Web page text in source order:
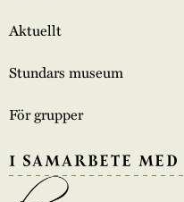
Aktuellt
Stundars museum
För grupper
I SAMARBETE MED